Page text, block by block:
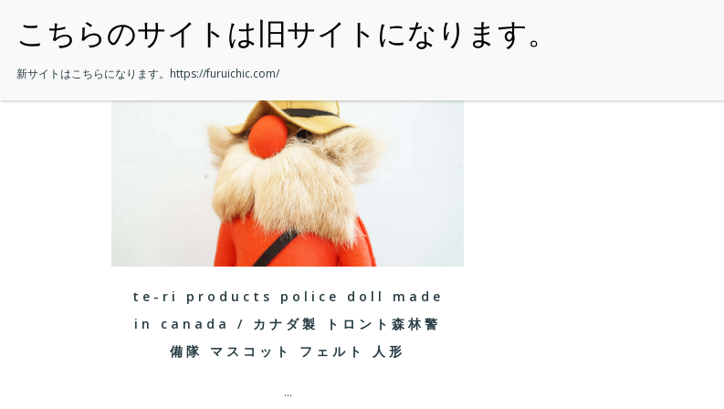
・HOME ・ITEM ・SHOPPING-GUIDE
te-ri products police doll made
in canada / カナダ製 トロント森林警
備隊 マスコット フェルト 人形
...
新サイトはこちらになります。 https://furuichic.com/